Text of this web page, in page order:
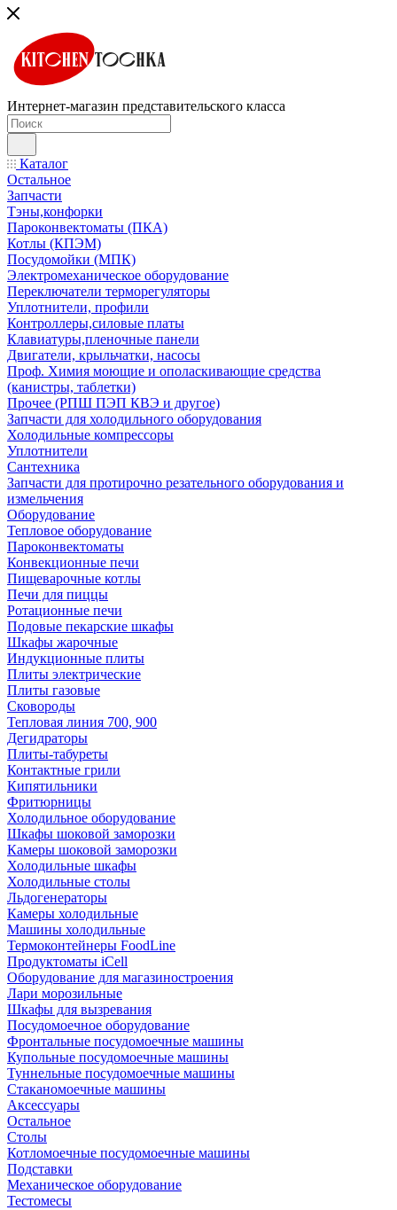
Интернет-магазин представительского класса
Каталог
Остальное
Запчасти
Тэны,конфорки
Пароконвектоматы (ПКА)
Котлы (КПЭМ)
Посудомойки (МПК)
Электромеханическое оборудование
Переключатели терморегуляторы
Уплотнители, профили
Контроллеры,силовые платы
Клавиатуры,пленочные панели
Двигатели, крыльчатки, насосы
Проф. Химия моющие и ополаскивающие средства
(канистры, таблетки)
Прочее (РПШ ПЭП КВЭ и другое)
Запчасти для холодильного оборудования
Холодильные компрессоры
Уплотнители
Сантехника
Запчасти для протирочно резательного оборудования и
измельчения
Оборудование
Тепловое оборудование
Пароконвектоматы
Конвекционные печи
Пищеварочные котлы
Печи для пиццы
Ротационные печи
Подовые пекарские шкафы
Шкафы жарочные
Индукционные плиты
Плиты электрические
Плиты газовые
Сковороды
Тепловая линия 700, 900
Дегидраторы
Плиты-табуреты
Контактные грили
Кипятильники
Фритюрницы
Холодильное оборудование
Шкафы шоковой заморозки
Камеры шоковой заморозки
Холодильные шкафы
Холодильные столы
Льдогенераторы
Камеры холодильные
Машины холодильные
Термоконтейнеры FoodLine
Продуктоматы iCell
Оборудование для магазиностроения
Лари морозильные
Шкафы для вызревания
Посудомоечное оборудование
Фронтальные посудомоечные машины
Купольные посудомоечные машины
Туннельные посудомоечные машины
Стаканомоечные машины
Аксессуары
Остальное
Столы
Котломоечные посудомоечные машины
Подставки
Механическое оборудование
Тестомесы